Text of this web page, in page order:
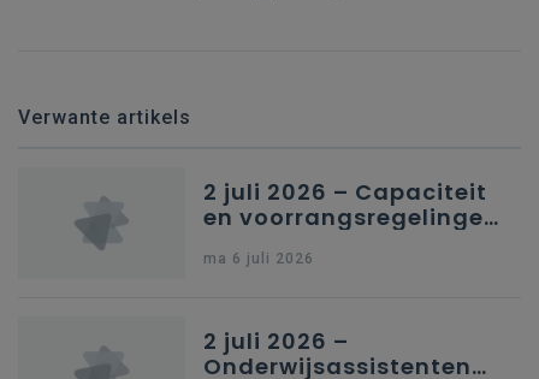
Verwante artikels
2 juli 2026 – Capaciteit
en voorrangsregelingen
secundair onderwijs in
ma 6 juli 2026
2 juli 2026 –
Onderwijsassistenten